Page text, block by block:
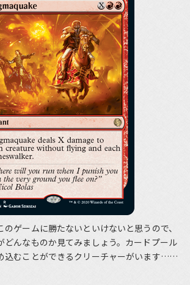
ゲームに勝たないといけないと思うので、
どんなものか見てみましょう。カードプール
込むことができるクリーチャーがいます……